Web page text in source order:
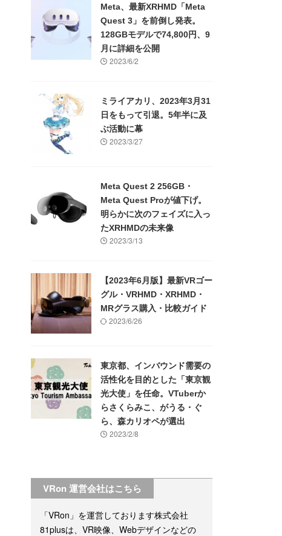
Meta、最新XRHMD「Meta
Quest 3」を前倒し発表。
128GBモデルで74,800円、9
月に詳細を公開
2023/6/2
ミライアカリ、2023年3月31
日をもって引退。5年半に及
ぶ活動に幕
2023/3/27
Meta Quest 2 256GB・
Meta Quest Proが値下げ。
明らかに次のフェイズに入っ
たXRHMDの未来像
2023/3/13
【2023年6月版】最新VRゴー
グル・VRHMD・XRHMD・
MRグラス購入・比較ガイド
2023/6/26
東京都、インバウンド需要の
活性化を目的とした「東京観
光大使」を任命。VTuberか
らさくらみこ、がうる・ぐ
ら、森カリオペが選出
2023/2/8
VRon 運営会社はこちら
「VRon」を運営しております株式会社
81plusは、VR映像、Webデザインなどの